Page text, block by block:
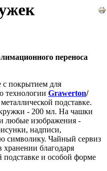
переноса
покрытием для
технологии Grawerton/
подставке.
- 200 мл. На чашки
любые изображения -
надписи,
символику. Чайный сервиз
хранении благодаря
подставке и особой форме